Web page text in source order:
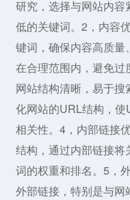
研究，选择与网站内
低的关键词。2，内容
键词，确保内容高质
在合理范围内，避免
网站结构清晰，易于
化网站的URL结构，
相关性。4，内部链接
结构，通过内部链接
词的权重和排名。5，
外部链接，特别是与